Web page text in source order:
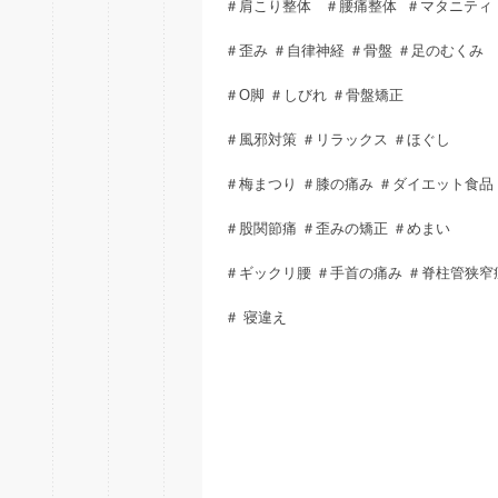
＃肩こり整体 ＃腰痛整体 ＃マタニティ
＃歪み ＃自律神経 ＃骨盤 ＃足のむくみ
＃O脚 ＃しびれ ＃骨盤矯正
＃風邪対策 ＃リラックス ＃ほぐし
＃梅まつり ＃膝の痛み ＃ダイエット食品
＃股関節痛 ＃歪みの矯正 ＃めまい
＃ギックリ腰 ＃手首の痛み ＃脊柱管狭窄
＃ 寝違え